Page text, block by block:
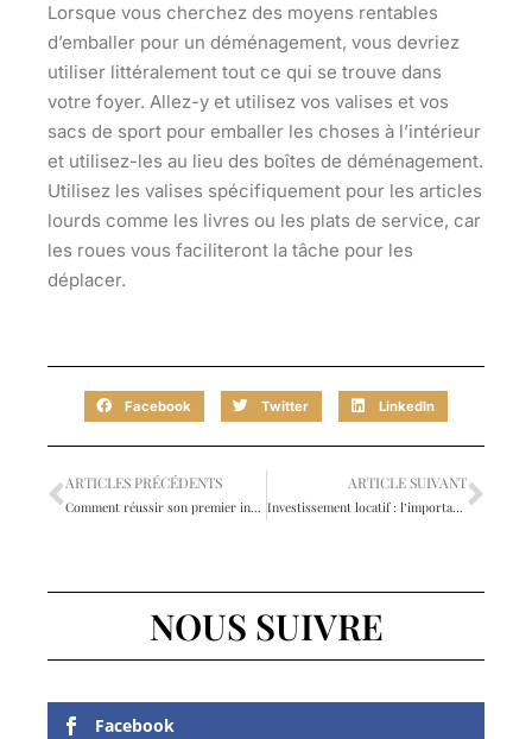
Lorsque vous cherchez des moyens rentables
d’emballer pour un déménagement, vous devriez
utiliser littéralement tout ce qui se trouve dans
votre foyer. Allez-y et utilisez vos valises et vos
sacs de sport pour emballer les choses à l’intérieur
et utilisez-les au lieu des boîtes de déménagement.
Utilisez les valises spécifiquement pour les articles
lourds comme les livres ou les plats de service, car
les roues vous faciliteront la tâche pour les
déplacer.
Facebook Twitter LinkedIn
ARTICLES PRÉCÉDENTS
Comment réussir son premier investissement immobilier?
ARTICLE SUIVANT
Investissement locatif : l’importance de l’état des lieux
NOUS SUIVRE
Facebook